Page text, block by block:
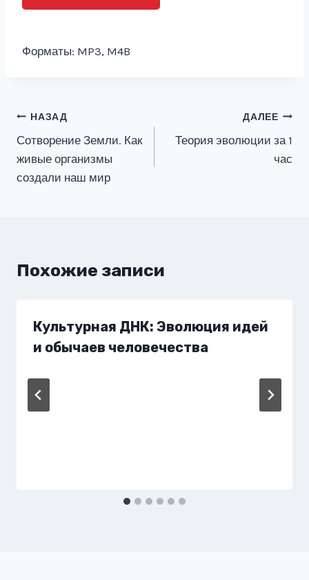
Форматы: MP3, M4B
Навигация
по
записям
НАЗАД
Сотворение Земли. Как
живые организмы
создали наш мир
ДАЛЕЕ
Теория эволюции за 1
час
Похожие записи
Культурная ДНК: Эволюция идей
и обычаев человечества